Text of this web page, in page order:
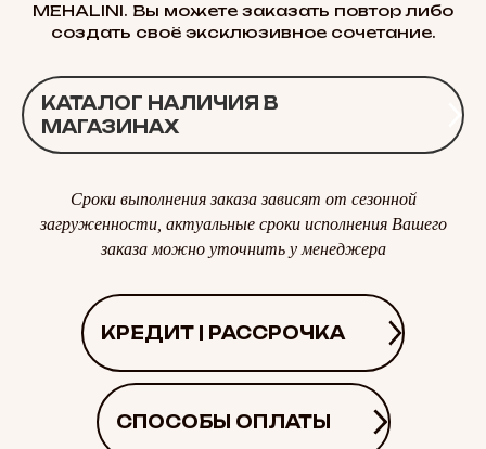
MEHALINI. Вы можете заказать повтор либо
создать своё эксклюзивное сочетание.
КАТАЛОГ НАЛИЧИЯ В
МАГАЗИНАХ
Сроки выполнения заказа зависят от сезонной
загруженности, актуальные сроки исполнения Вашего
заказа можно уточнить у менеджера
КРЕДИТ | РАССРОЧКА
СПОСОБЫ ОПЛАТЫ